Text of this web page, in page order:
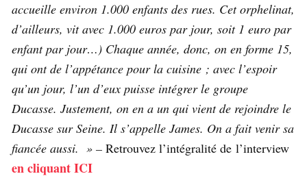
accueille environ 1.000 enfants des rues. Cet orphelinat,
d’ailleurs, vit avec 1.000 euros par jour, soit 1 euro par
enfant par jour…) Chaque année, donc, on en forme 15,
qui ont de l’appétance pour la cuisine ; avec l’espoir
qu’un jour, l’un d’eux puisse intégrer le groupe
Ducasse. Justement, on en a un qui vient de rejoindre le
Ducasse sur Seine. Il s’appelle James. On a fait venir sa
fiancée aussi. » – Retrouvez l’intégralité de l’interview
en cliquant ICI